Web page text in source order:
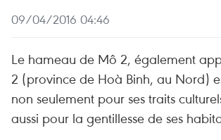
09/04/2016 04:46
Le hameau de Mô 2, également
2 (province de Hoà Binh, au Nord)
non seulement pour ses traits
aussi pour la gentillesse de ses